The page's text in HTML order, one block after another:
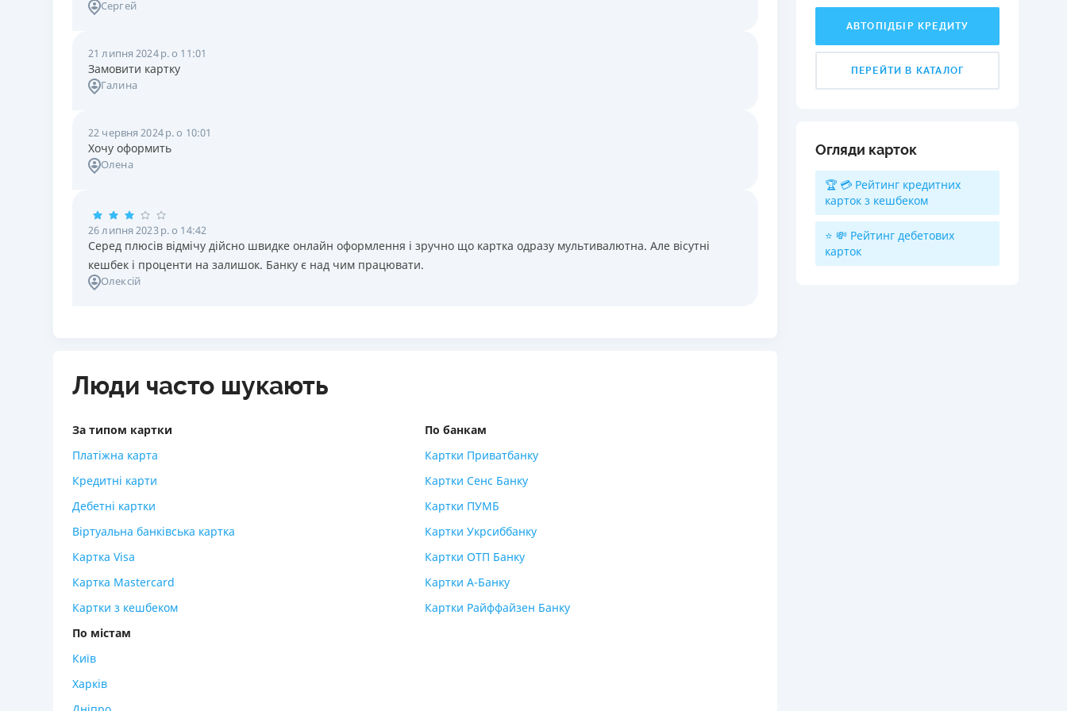
Сергей
21 липня 2024 р. о 11:01
Замовити картку
Галина
22 червня 2024 р. о 10:01
Хочу оформить
Олена
26 липня 2023 р. о 14:42
Серед плюсів відмічу дійсно швидке онлайн оформлення і зручно що картка одразу мультивалютна. Але вісутні
кешбек і проценти на залишок. Банку є над чим працювати.
Олексій
Люди часто шукають
За типом картки
Платіжна карта
Кредитні карти
Дебетні картки
Віртуальна банківська картка
Картка Visa
Картка Mastercard
Картки з кешбеком
По банкам
Картки Приватбанку
Картки Сенс Банку
Картки ПУМБ
Картки Укрсиббанку
Картки ОТП Банку
Картки А-Банку
Картки Райффайзен Банку
По містам
Київ
Харків
АВТОПІДБІР КРЕДИТУ
ПЕРЕЙТИ В КАТАЛОГ
Огляди карток
🏆 💳 Рейтинг кредитних
карток з кешбеком
⭐ 💸 Рейтинг дебетових
карток